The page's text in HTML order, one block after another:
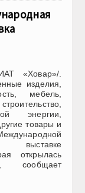
«Ховар»/.
изделия,
мебель,
энергии,
товары и
открылась
сообщает